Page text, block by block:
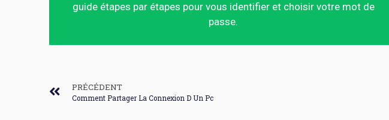
guide étapes par étapes pour vous identifier et choisir votre mot de
passe.
PRÉCÉDENT
Comment Partager La Connexion D Un Pc